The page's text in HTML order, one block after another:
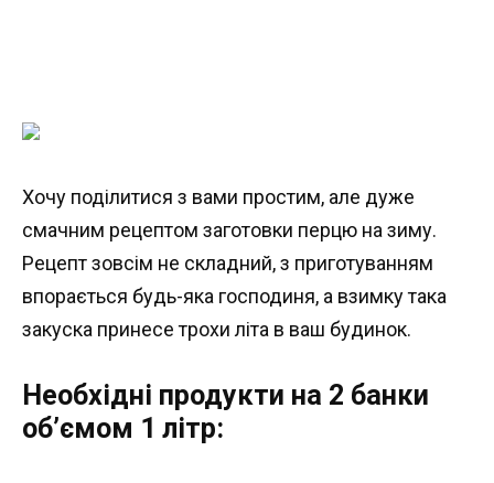
Хочу поділитися з вами простим, але дуже
смачним рецептом заготовки перцю на зиму.
Рецепт зовсім не складний, з приготуванням
впорається будь-яка господиня, а взимку така
закуска принесе трохи літа в ваш будинок.
Необхідні продукти на 2 банки
об’ємом 1 літр: